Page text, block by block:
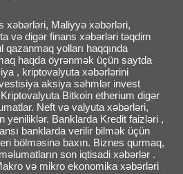
xəbərləri, Maliyyə xəbərləri,
və digər finans xəbərləri təqdim
qazanmaq yolları haqqında
haqda öyrənmək üçün saytda
, kriptovalyuta xəbərlərini
aksiya səhmlər invest
Bitkoin etherium digər
Neft və valyuta xəbərləri,
yeniliklər. Banklarda Kredit faizləri ,
banklarda verilir bilmək üçün
bölməsinə baxın. Biznes qurmaq,
son iqtisadi xəbərlər .
və mikro ekonomika xəbərləri